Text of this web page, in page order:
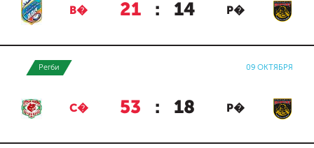
В� 21 : 14 Р�
Регби 09 ОКТЯБРЯ
С� 53 : 18 Р�